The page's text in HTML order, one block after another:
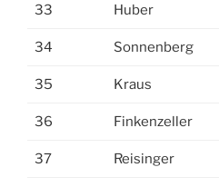
33 Huber
34 Sonnenberg
35 Kraus
36 Finkenzeller
37 Reisinger